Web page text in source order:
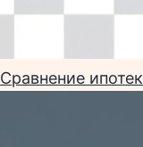
Сравнение ипотек